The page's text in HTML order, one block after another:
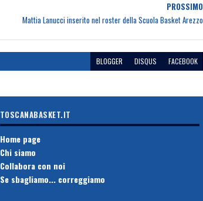
PROSSIMO
Mattia Lanucci inserito nel roster della Scuola Basket Arezzo
BLOGGER DISQUS FACEBOOK
TOSCANABASKET.IT
Home page
Chi siamo
Collabora con noi
Se sbagliamo... correggiamo